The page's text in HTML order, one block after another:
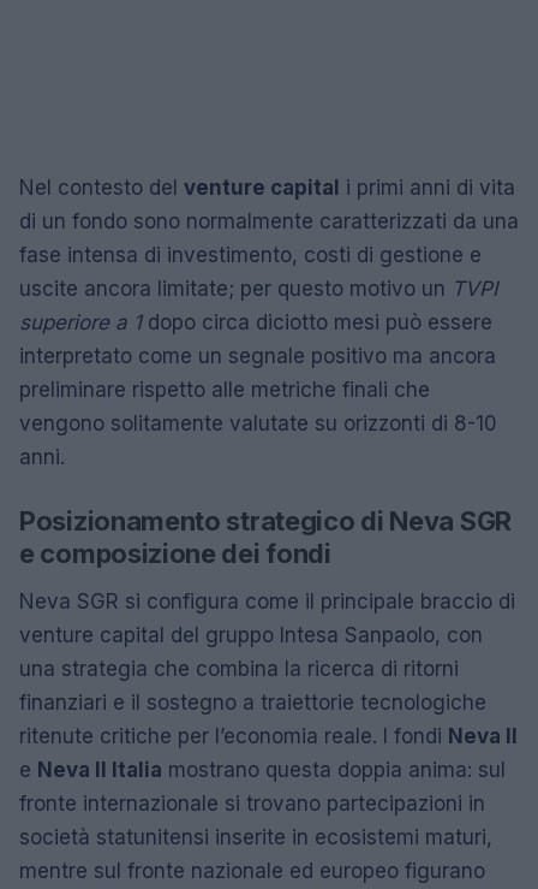
Nel contesto del venture capital i primi anni di vita
di un fondo sono normalmente caratterizzati da una
fase intensa di investimento, costi di gestione e
uscite ancora limitate; per questo motivo un TVPI
superiore a 1dopo circa diciotto mesi può essere
interpretato come un segnale positivo ma ancora
preliminare rispetto alle metriche finali che
vengono solitamente valutate su orizzonti di 8-10
anni.
Posizionamento strategico di Neva SGR
e composizione dei fondi
Neva SGR si configura come il principale braccio di
venture capital del gruppo Intesa Sanpaolo, con
una strategia che combina la ricerca di ritorni
finanziari e il sostegno a traiettorie tecnologiche
ritenute critiche per l’economia reale. I fondi Neva II
e Neva II Italia mostrano questa doppia anima: sul
fronte internazionale si trovano partecipazioni in
società statunitensi inserite in ecosistemi maturi,
mentre sul fronte nazionale ed europeo figurano